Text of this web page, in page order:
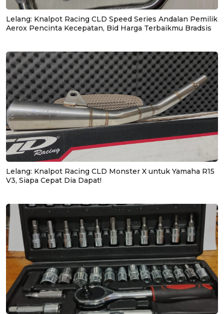
Lelang: Knalpot Racing CLD Speed Series Andalan Pemilik
Aerox Pencinta Kecepatan, Bid Harga Terbaikmu Bradsis
Lelang: Knalpot Racing CLD Monster X untuk Yamaha R15
V3, Siapa Cepat Dia Dapat!